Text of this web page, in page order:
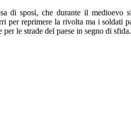
di sposi, che durante il medioevo
per reprimere la rivolta ma i soldati
le strade del paese in segno di sfida.